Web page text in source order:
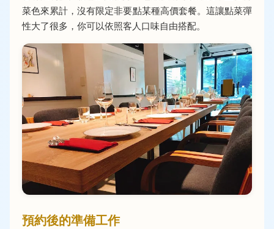
菜色來累計，沒有限定非要點某種高價套餐。這讓點菜彈
性大了很多，你可以依照客人口味自由搭配。
預約後的準備工作